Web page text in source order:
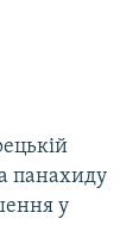
панахиду
у